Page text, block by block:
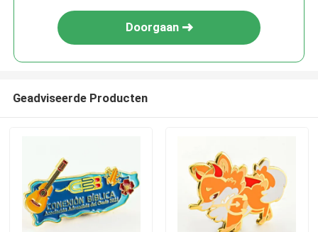
Doorgaan
Geadviseerde Producten